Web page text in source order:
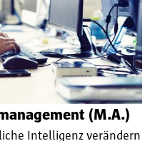
(M.A.)
Intelligenz verändern